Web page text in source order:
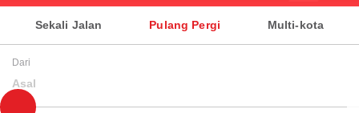
Sekali Jalan Pulang Pergi Multi-kota
Dari
Asal